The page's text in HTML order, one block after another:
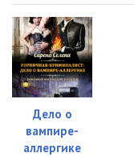
Дело о
вампире-
аллергике